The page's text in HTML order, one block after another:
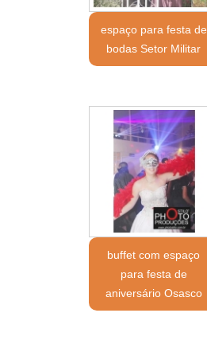
espaço para festa de
bodas Setor Militar
buffet com espaço
para festa de
aniversário Osasco